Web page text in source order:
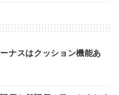
ナスはクッション機能あ